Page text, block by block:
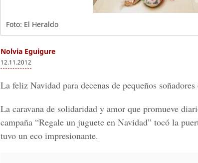
Foto: El Heraldo
Nolvia Eguigure
12.11.2012
La feliz Navidad para decenas de pequeños soñadores
La caravana de solidaridad y amor que promueve
campaña “Regale un juguete en Navidad” tocó la
tuvo un eco impresionante.